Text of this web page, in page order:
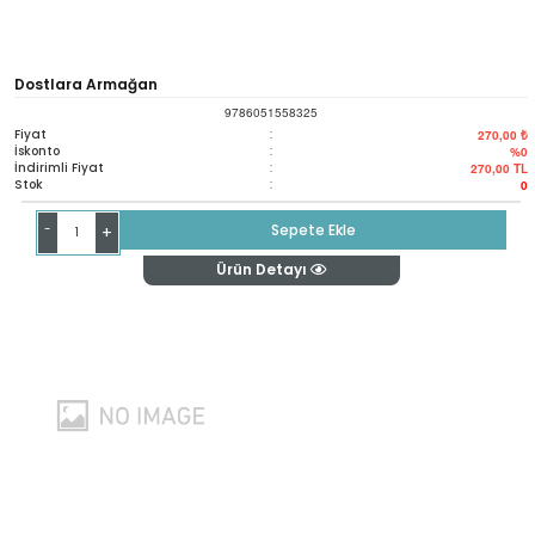
Dostlara Armağan
9786051558325
Fiyat : 270,00 ₺
İskonto : %0
İndirimli Fiyat : 270,00 TL
Stok : 0
- +
Sepete Ekle
Ürün Detayı